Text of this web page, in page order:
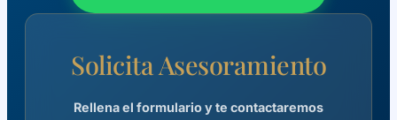
Solicita Asesoramiento
Rellena el formulario y te contactaremos